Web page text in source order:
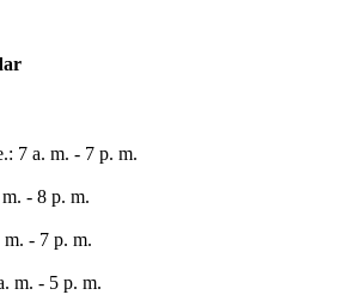
7 a. m. - 7 p. m.
- 8 p. m.
m. - 7 p. m.
m. - 5 p. m.